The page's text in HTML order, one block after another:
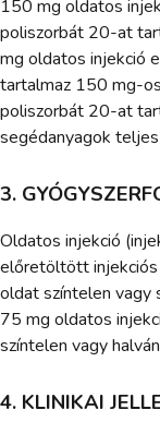
150 mg oldatos
poliszorbát 20-at
mg oldatos injekció
tartalmaz 150 mg-
poliszorbát 20-at
segédanyagok
3.
Oldatos injekció
előretöltött
oldat színtelen vagy
75 mg oldatos
színtelen vagy
4. KLINIKAI